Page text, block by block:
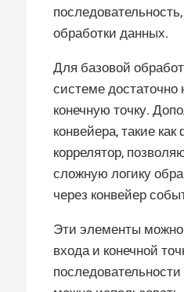
обработки данных.
Для базовой
системе достаточно
конечную точку.
конвейера, такие
коррелятор,
сложную логику
через конвейер
Эти элементы
входа и конечной